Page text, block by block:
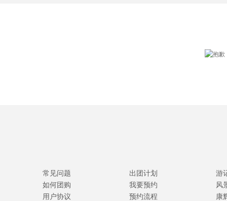
常见问题
如何团购
用户协议
出团计划
我要预约
预约流程
游
风
康